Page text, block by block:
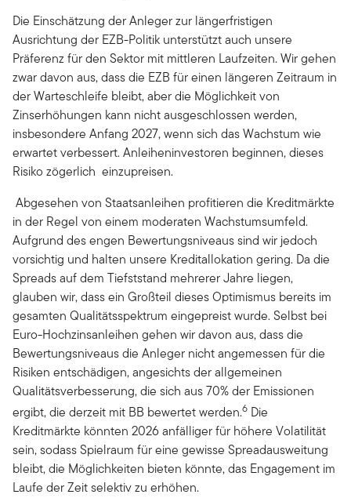
Die Einschätzung der Anleger zur längerfristigen
Ausrichtung der EZB-Politik unterstützt auch unsere
Präferenz für den Sektor mit mittleren Laufzeiten. Wir gehen
zwar davon aus, dass die EZB für einen längeren Zeitraum in
der Warteschleife bleibt, aber die Möglichkeit von
Zinserhöhungen kann nicht ausgeschlossen werden,
insbesondere Anfang 2027, wenn sich das Wachstum wie
erwartet verbessert. Anleiheninvestoren beginnen, dieses
Risiko zögerlich einzupreisen.
Abgesehen von Staatsanleihen profitieren die Kreditmärkte
in der Regel von einem moderaten Wachstumsumfeld.
Aufgrund des engen Bewertungsniveaus sind wir jedoch
vorsichtig und halten unsere Kreditallokation gering. Da die
Spreads auf dem Tiefststand mehrerer Jahre liegen,
glauben wir, dass ein Großteil dieses Optimismus bereits im
gesamten Qualitätsspektrum eingepreist wurde. Selbst bei
Euro-Hochzinsanleihen gehen wir davon aus, dass die
Bewertungsniveaus die Anleger nicht angemessen für die
Risiken entschädigen, angesichts der allgemeinen
Qualitätsverbesserung, die sich aus 70% der Emissionen
ergibt, die derzeit mit BB bewertet werden.6 Die
Kreditmärkte könnten 2026 anfälliger für höhere Volatilität
sein, sodass Spielraum für eine gewisse Spreadausweitung
bleibt, die Möglichkeiten bieten könnte, das Engagement im
Laufe der Zeit selektiv zu erhöhen.